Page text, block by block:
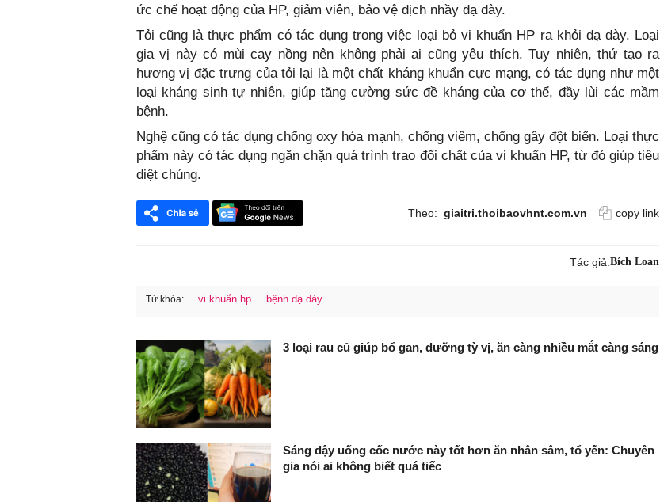
ức chế hoạt động của HP, giảm viên, bảo vệ dịch nhầy dạ dày.
Tỏi cũng là thực phẩm có tác dụng trong việc loại bỏ vi khuẩn HP ra khỏi dạ dày. Loại
gia vị này có mùi cay nồng nên không phải ai cũng yêu thích. Tuy nhiên, thứ tạo ra
hương vị đặc trưng của tỏi lại là một chất kháng khuẩn cực mạng, có tác dụng như một
loại kháng sinh tự nhiên, giúp tăng cường sức đề kháng của cơ thể, đầy lùi các mầm
bệnh.
Nghệ cũng có tác dụng chống oxy hóa mạnh, chống viêm, chống gây đột biến. Loại thực
phẩm này có tác dụng ngăn chặn quá trình trao đổi chất của vi khuẩn HP, từ đó giúp tiêu
diệt chúng.
Theo: giaitri.thoibaovhnt.com.vn copy link
Tác giả:Bích Loan
Từ khóa: vi khuẩn hp bệnh dạ dày
3 loại rau củ giúp bổ gan, dưỡng tỳ vị, ăn càng nhiều mắt càng sáng
Sáng dậy uống cốc nước này tốt hơn ăn nhân sâm, tổ yến: Chuyên
gia nói ai không biết quá tiếc